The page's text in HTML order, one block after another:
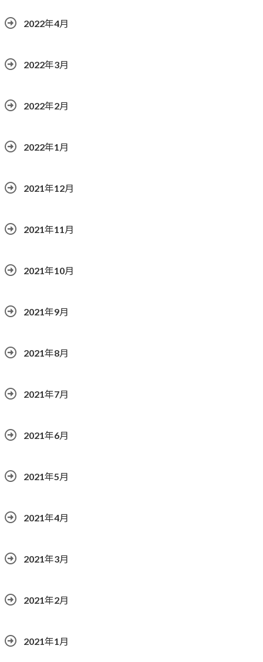
2022年4月
2022年3月
2022年2月
2022年1月
2021年12月
2021年11月
2021年10月
2021年9月
2021年8月
2021年7月
2021年6月
2021年5月
2021年4月
2021年3月
2021年2月
2021年1月